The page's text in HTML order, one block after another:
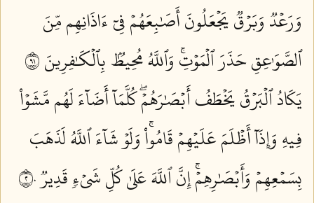
وَرَعۡدٞ وَبَرۡقٞ يَجۡعَلُونَ أَصَٰبِعَهُمۡ فِيٓ ءَاذَانِهِم مِّنَ
ٱلصَّوَٰعِقِ حَذَرَ ٱلۡمَوۡتِۚ وَٱللَّهُ مُحِيطُۢ بِٱلۡكَٰفِرِينَ ١٩
يَكَادُ ٱلۡبَرۡقُ يَخۡطَفُ أَبۡصَٰرَهُمۡۖ كُلَّمَآ أَضَآءَ لَهُم مَّشَوۡاْ
فِيهِ وَإِذَآ أَظۡلَمَ عَلَيۡهِمۡ قَامُواْۚ وَلَوۡ شَآءَ ٱللَّهُ لَذَهَبَ
بِسَمۡعِهِمۡ وَأَبۡصَٰرِهِمۡۚ إِنَّ ٱللَّهَ عَلَىٰ كُلِّ شَيۡءٖ قَدِيرٞ ٢٠